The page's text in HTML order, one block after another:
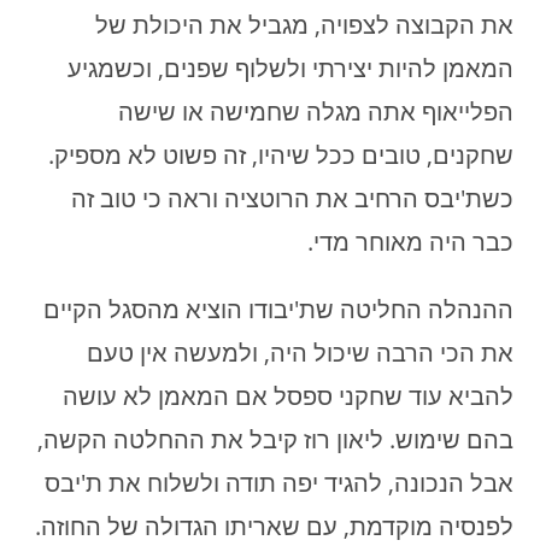
את הקבוצה לצפויה, מגביל את היכולת של
המאמן להיות יצירתי ולשלוף שפנים, וכשמגיע
הפלייאוף אתה מגלה שחמישה או שישה
שחקנים, טובים ככל שיהיו, זה פשוט לא מספיק.
כשת'יבס הרחיב את הרוטציה וראה כי טוב זה
כבר היה מאוחר מדי.
ההנהלה החליטה שת'יבודו הוציא מהסגל הקיים
את הכי הרבה שיכול היה, ולמעשה אין טעם
להביא עוד שחקני ספסל אם המאמן לא עושה
בהם שימוש. ליאון רוז קיבל את ההחלטה הקשה,
אבל הנכונה, להגיד יפה תודה ולשלוח את ת'יבס
לפנסיה מוקדמת, עם שאריתו הגדולה של החוזה.